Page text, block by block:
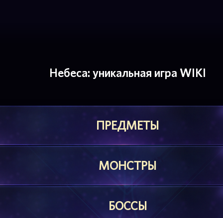
Небеса: уникальная игра WIKI
ПРЕДМЕТЫ
МОНСТРЫ
БОССЫ